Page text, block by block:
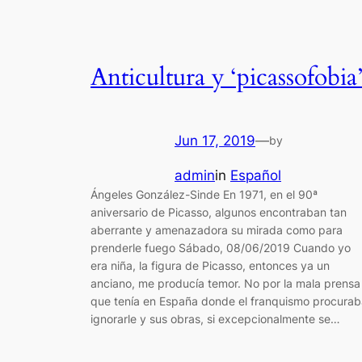
Anticultura y ‘picassofobia’
Jun 17, 2019—by
adminin Español
Ángeles González-Sinde En 1971, en el 90ª
aniversario de Picasso, algunos encontraban tan
aberrante y amenazadora su mirada como para
prenderle fuego Sábado, 08/06/2019 Cuando yo
era niña, la figura de Picasso, entonces ya un
anciano, me producía temor. No por la mala prensa
que tenía en España donde el franquismo
ignorarle y sus obras, si excepcionalmente se…